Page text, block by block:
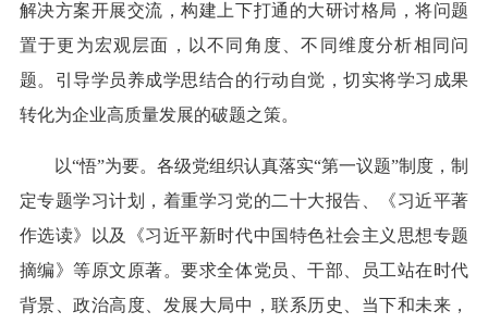
解决方案开展交流，构建上下打通的大研讨格局，将问题
置于更为宏观层面，以不同角度、不同维度分析相同问
题。引导学员养成学思结合的行动自觉，切实将学习成果
转化为企业高质量发展的破题之策。
以“悟”为要。各级党组织认真落实“第一议题”制度，制
定专题学习计划，着重学习党的二十大报告、《习近平著
作选读》以及《习近平新时代中国特色社会主义思想专题
摘编》等原文原著。要求全体党员、干部、员工站在时代
背景、政治高度、发展大局中，联系历史、当下和未来，